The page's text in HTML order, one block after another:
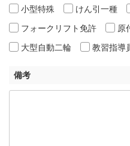
小型特殊
けん引一種
フォークリフト免許
原
大型自動二輪
教習指導
備考